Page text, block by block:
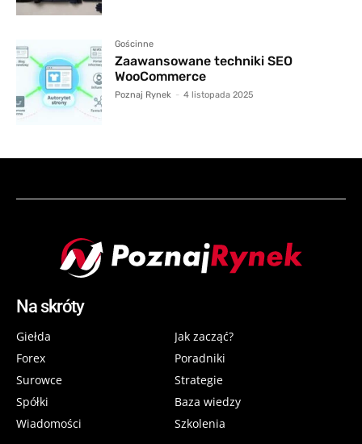
Gościnne
Zaawansowane techniki SEO
WooCommerce
Poznaj Rynek - 4 listopada 2025
Na skróty
Giełda
Forex
Surowce
Spółki
Wiadomości
Jak zacząć?
Poradniki
Strategie
Baza wiedzy
Szkolenia